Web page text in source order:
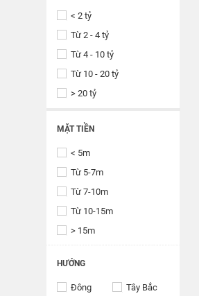
< 2 tỷ
Từ 2 - 4 tỷ
Từ 4 - 10 tỷ
Từ 10 - 20 tỷ
> 20 tỷ
MẶT TIỀN
< 5m
Từ 5-7m
Từ 7-10m
Từ 10-15m
> 15m
HƯỚNG
Đông
Tây Bắc